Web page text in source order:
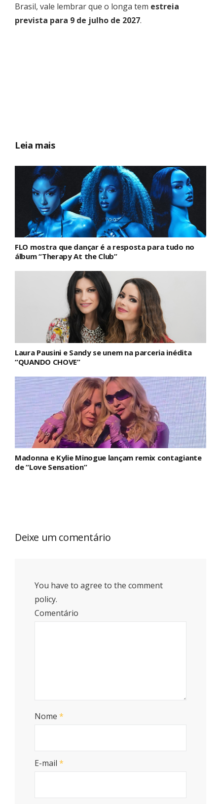
Brasil, vale lembrar que o longa tem estreia
prevista para 9 de julho de 2027.
Leia mais
FLO mostra que dançar é a resposta para tudo no
álbum “Therapy At the Club”
Laura Pausini e Sandy se unem na parceria inédita
“QUANDO CHOVE”
Madonna e Kylie Minogue lançam remix contagiante
de “Love Sensation”
Deixe um comentário
You have to agree to the comment
policy.
Comentário
Nome *
E-mail *